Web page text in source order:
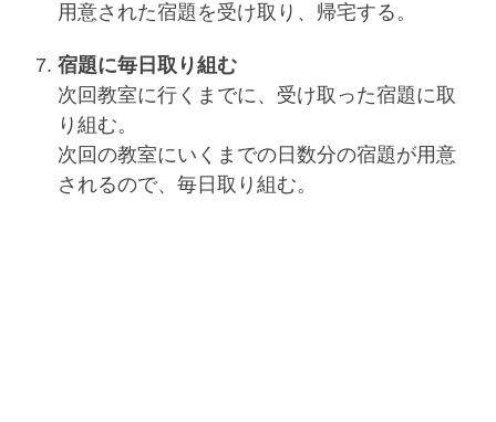
用意された宿題を受け取り、帰宅する。
宿題に毎日取り組む
次回教室に行くまでに、受け取った宿題に取
り組む。
次回の教室にいくまでの日数分の宿題が用意
されるので、毎日取り組む。